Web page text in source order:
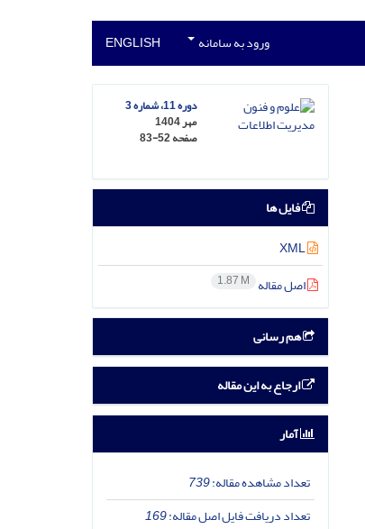
ورود به سامانه ENGLISH
دوره 11، شماره 3
مهر 1404
صفحه83-52
فایل ها
XML
اصل مقاله 1.87 M
هم رسانی
ارجاع به این مقاله
آمار
تعداد مشاهده مقاله:739
تعداد دریافت فایل اصل مقاله:169